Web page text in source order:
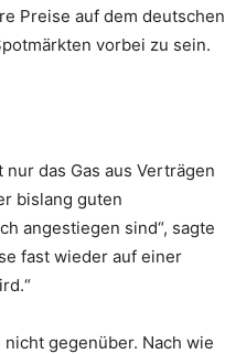
Preise auf dem deutschen
vorbei zu sein.
das Gas aus Verträgen
bislang guten
angestiegen sind“, sagte
fast wieder auf einer
gegenüber. Nach wie